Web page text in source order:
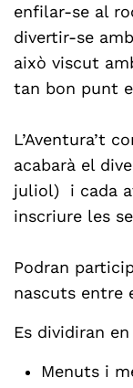
enfilar-se al
divertir-se
això viscut
tan bon punt
L’Aventura’t
acabarà el
juliol) i cada
inscriure les
Podran
nascuts entre
Es dividiran
Menuts i